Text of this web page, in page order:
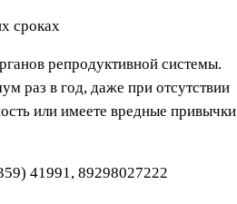
сроках
репродуктивной системы.
раз в год, даже при отсутствии
или имеете вредные привычки
41991, 89298027222